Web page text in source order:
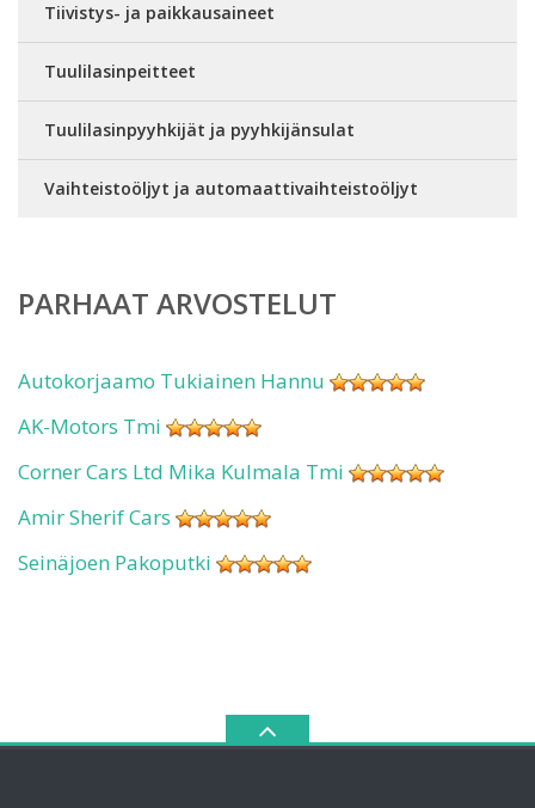
Tiivistys- ja paikkausaineet
Tuulilasinpeitteet
Tuulilasinpyyhkijät ja pyyhkijänsulat
Vaihteistoöljyt ja automaattivaihteistoöljyt
PARHAAT ARVOSTELUT
Autokorjaamo Tukiainen Hannu
AK-Motors Tmi
Corner Cars Ltd Mika Kulmala Tmi
Amir Sherif Cars
Seinäjoen Pakoputki